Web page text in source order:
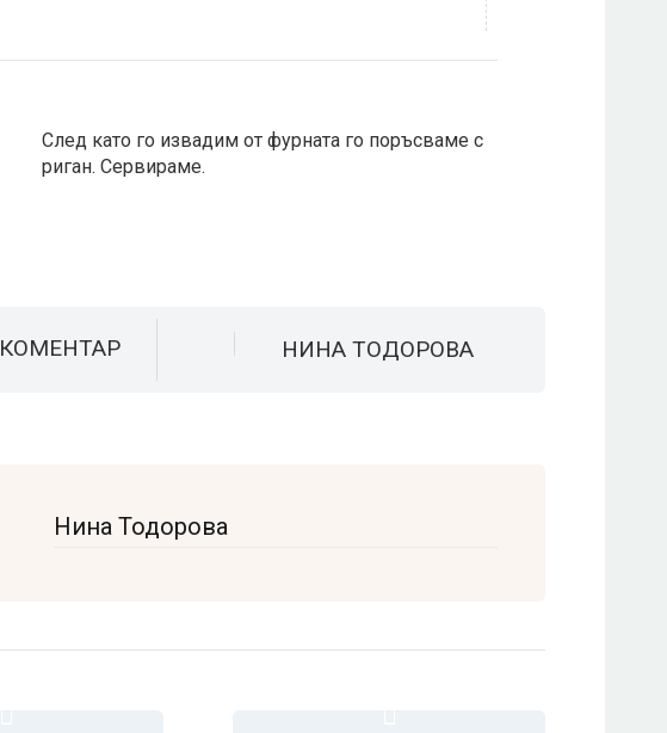
След като го извадим от фурната го поръсваме с
риган. Сервираме.
КОМЕНТАР НИНА ТОДОРОВА
Нина Тодорова